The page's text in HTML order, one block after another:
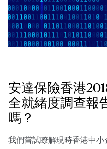
安達保險香港
全就緒度調查報
嗎？
我們嘗試瞭解現時香港中